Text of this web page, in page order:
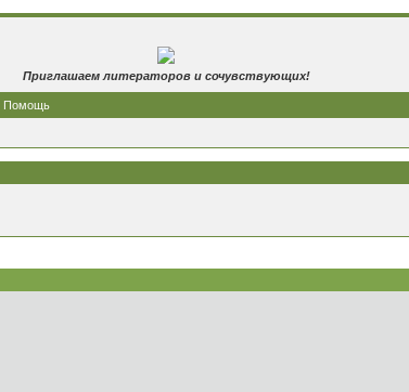
Приглашаем литераторов и сочувствующих!
Помощь